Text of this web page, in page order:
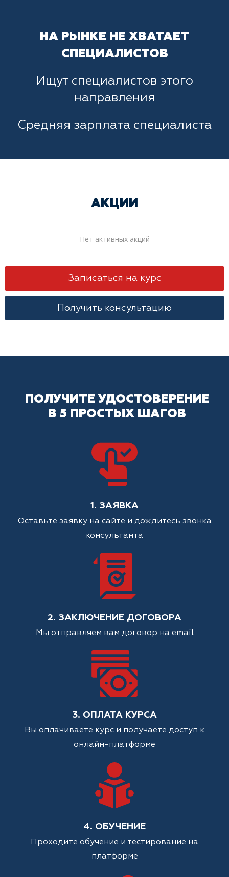
НА РЫНКЕ НЕ ХВАТАЕТ
СПЕЦИАЛИСТОВ
Ищут специалистов этого
направления
Средняя зарплата специалиста
АКЦИИ
Нет активных акций
Записаться на курс
Получить консультацию
ПОЛУЧИТЕ УДОСТОВЕРЕНИЕ
В 5 ПРОСТЫХ ШАГОВ
1. ЗАЯВКА
Оставьте заявку на сайте и дождитесь звонка
консультанта
2. ЗАКЛЮЧЕНИЕ ДОГОВОРА
Мы отправляем вам договор на email
3. ОПЛАТА КУРСА
Вы оплачиваете курс и получаете доступ к
онлайн-платформе
4. ОБУЧЕНИЕ
Проходите обучение и тестирование на
платформе